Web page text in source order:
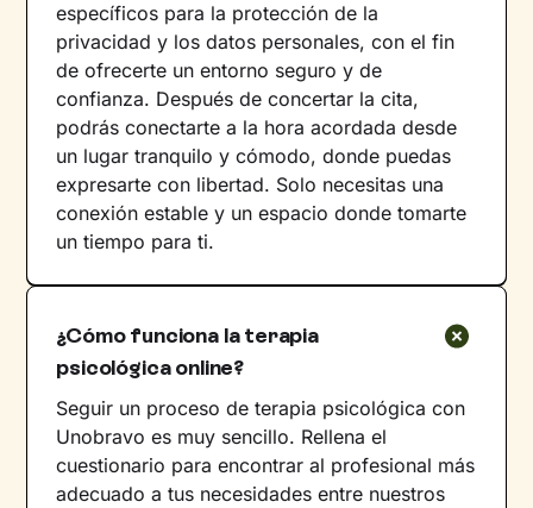
específicos para la protección de la
privacidad y los datos personales, con el fin
de ofrecerte un entorno seguro y de
confianza. Después de concertar la cita,
podrás conectarte a la hora acordada desde
un lugar tranquilo y cómodo, donde puedas
expresarte con libertad. Solo necesitas una
conexión estable y un espacio donde tomarte
un tiempo para ti.
¿Cómo funciona la terapia
psicológica online?
Seguir un proceso de terapia psicológica con
Unobravo es muy sencillo. Rellena el
cuestionario para encontrar al profesional más
adecuado a tus necesidades entre nuestros